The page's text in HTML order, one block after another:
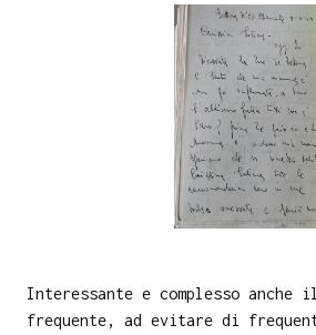
Interessante e complesso anche
frequente, ad evitare di